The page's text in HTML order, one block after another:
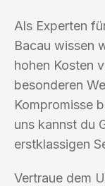
Als Experten
Bacau wissen
hohen Kosten
besonderen
Kompromisse
uns kannst du
erstklassigen
Vertraue dem